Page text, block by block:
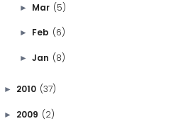
► Mar (5)
► Feb (6)
► Jan (8)
► 2010 (37)
► 2009 (2)